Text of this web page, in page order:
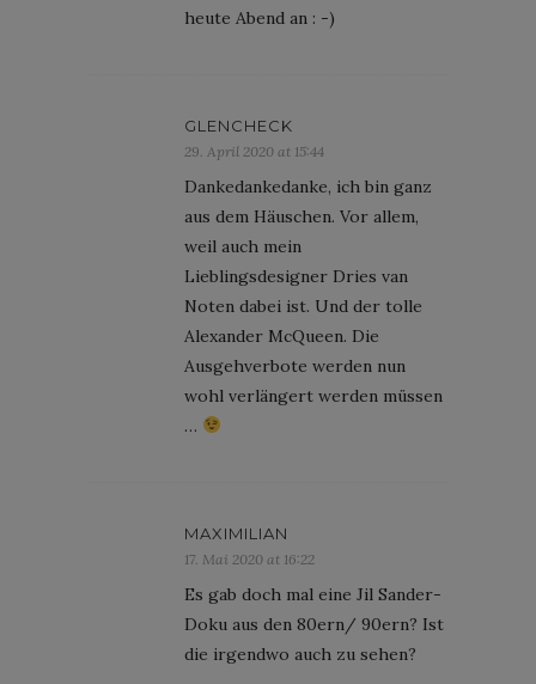
heute Abend an : -)
GLENCHECK
29. April 2020 at 15:44
Dankedankedanke, ich bin ganz
aus dem Häuschen. Vor allem,
weil auch mein
Lieblingsdesigner Dries van
Noten dabei ist. Und der tolle
Alexander McQueen. Die
Ausgehverbote werden nun
wohl verlängert werden müssen
…
MAXIMILIAN
17. Mai 2020 at 16:22
Es gab doch mal eine Jil Sander-
Doku aus den 80ern/ 90ern? Ist
die irgendwo auch zu sehen?